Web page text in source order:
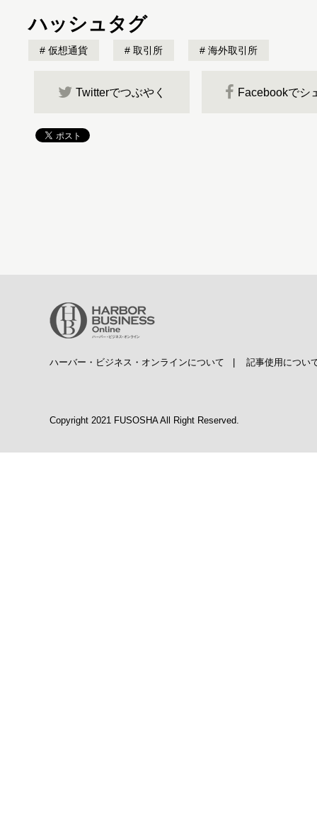
ハッシュタグ
仮想通貨 取引所 海外取引所
Twitterでつぶやく Facebookでシ
ハーバー・ビジネス・オンラインについて 記事使用につい
Copyright 2021 FUSOSHA All Right Reserved.